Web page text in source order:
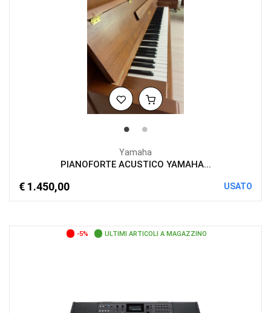
Yamaha
PIANOFORTE ACUSTICO YAMAHA...
€ 1.450,00 USATO
-5% ULTIMI ARTICOLI A MAGAZZINO